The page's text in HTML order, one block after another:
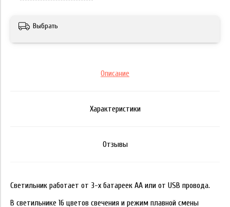
Выбрать
Описание
Характеристики
Отзывы
Светильник работает от 3-х батареек АА или от USB провода.
В светильнике 16 цветов свечения и режим плавной смены